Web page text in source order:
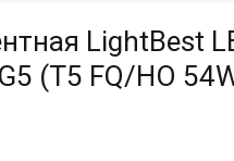
LightBest
(T5 FQ/HO